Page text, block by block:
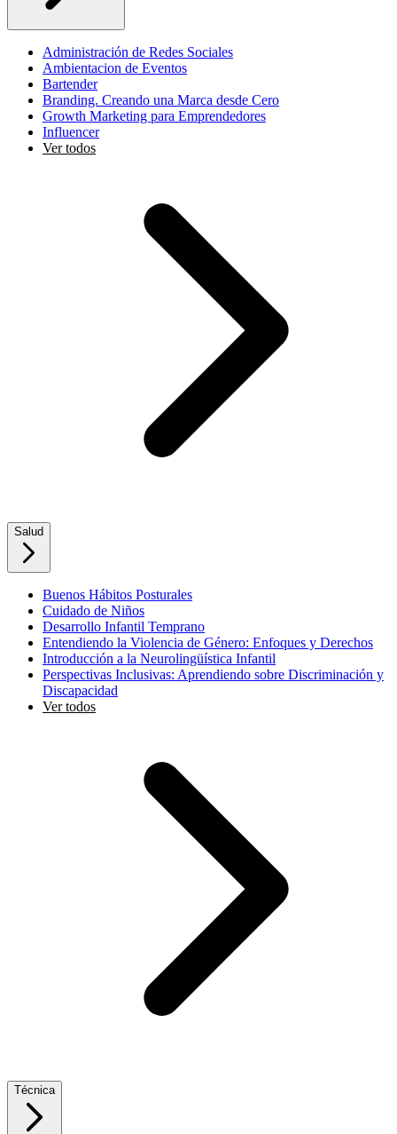
Administración de Redes Sociales
Ambientacion de Eventos
Bartender
Branding. Creando una Marca desde Cero
Growth Marketing para Emprendedores
Influencer
Ver todos
Salud
Buenos Hábitos Posturales
Cuidado de Niños
Desarrollo Infantil Temprano
Entendiendo la Violencia de Género: Enfoques y Derechos
Introducción a la Neurolingüística Infantil
Perspectivas Inclusivas: Aprendiendo sobre Discriminación y
Discapacidad
Ver todos
Técnica